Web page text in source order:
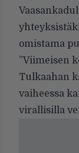
omistama
”Viimeisen
Tulkaahan
vaiheessa
virallisilla